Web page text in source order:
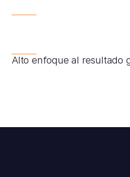
Alto enfoque al resultado